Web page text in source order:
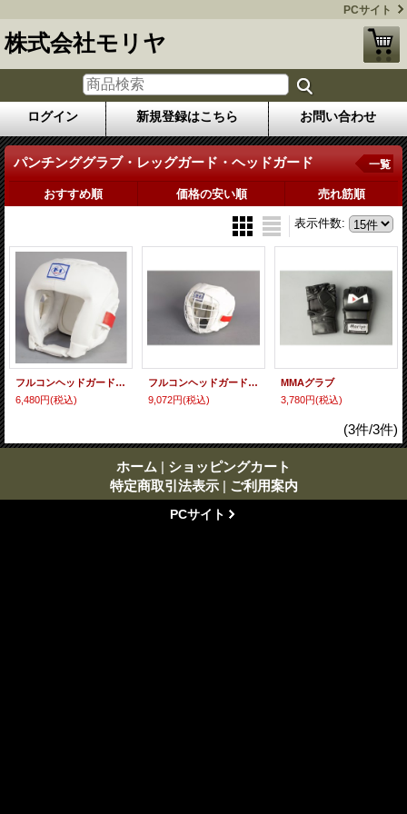
PCサイト
株式会社モリヤ
ログイン 新規登録はこちら お問い合わせ
パンチンググラブ・レッグガード・ヘッドガード 一覧
おすすめ順 価格の安い順 売れ筋順
表示件数:
フルコンヘッドガードＡ型
6,480円(税込)
フルコンヘッドガードＢ型
9,072円(税込)
MMAグラブ
3,780円(税込)
(3件/3件)
ホーム | ショッピングカート
特定商取引法表示 | ご利用案内
PCサイト